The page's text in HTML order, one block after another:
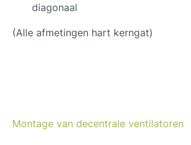
diagonaal
(Alle afmetingen hart kerngat)
Montage van decentrale ventilatoren